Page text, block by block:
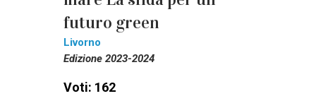
futuro green
Livorno
Edizione 2023-2024
Voti: 162